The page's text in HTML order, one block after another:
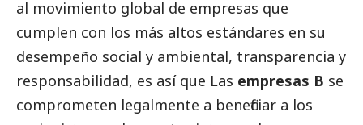
al movimiento global de empresas que
cumplen con los más altos estándares en su
desempeño social y ambiental, transparencia y
responsabilidad, es así que Las empresas B se
comprometen legalmente a beneficiar a los